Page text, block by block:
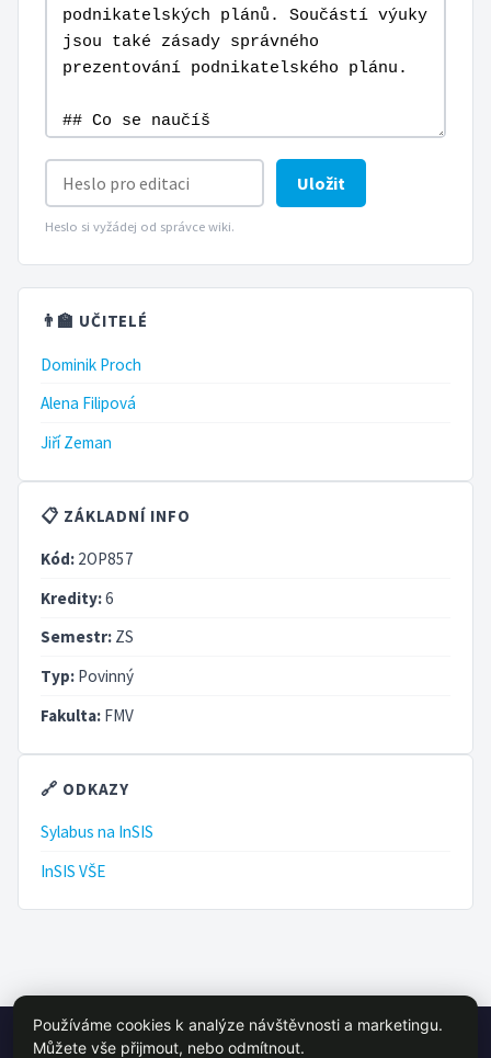
Uložit
Heslo si vyžádej od správce wiki.
👨‍🏫 UČITELÉ
Dominik Proch
Alena Filipová
Jiří Zeman
📋 ZÁKLADNÍ INFO
Kód: 2OP857
Kredity:6
Semestr: ZS
Typ: Povinný
Fakulta: FMV
🔗 ODKAZY
Sylabus na InSIS
InSIS VŠE
© 2026 VŠE Wiki - studentský projekt, není oficálně spojen s VŠE
Používáme cookies k analýze návštěvnosti a marketingu.
Můžete vše přijmout, nebo odmítnout.